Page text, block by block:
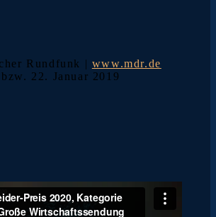
Rundfunk | www.mdr.de
22. Januar 2019